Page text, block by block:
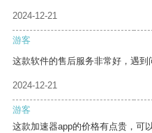
2024-12-21
游客
这款软件的售后服务非常好，遇到
2024-12-21
游客
这款加速器app的价格有点贵，可